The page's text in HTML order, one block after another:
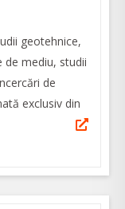
geotehnice,
de mediu, studii
de
exclusiv din